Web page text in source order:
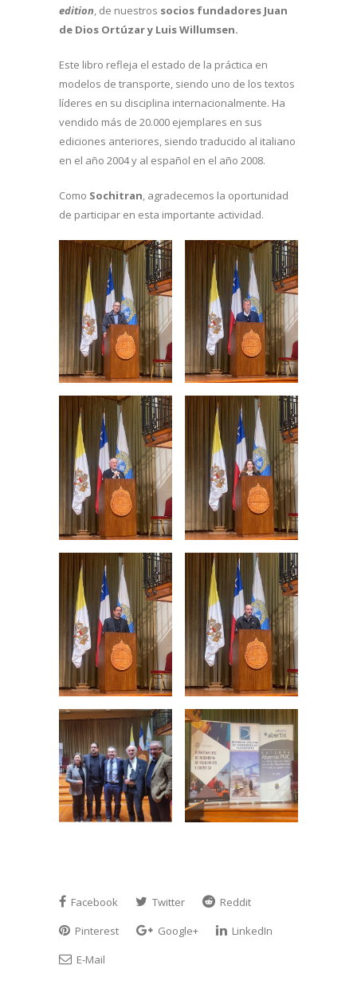
edition, de nuestros socios fundadores Juan
de Dios Ortúzar y Luis Willumsen.
Este libro refleja el estado de la práctica en
modelos de transporte, siendo uno de los textos
líderes en su disciplina internacionalmente. Ha
vendido más de 20.000 ejemplares en sus
ediciones anteriores, siendo traducido al italiano
en el año 2004 y al español en el año 2008.
Como Sochitran, agradecemos la oportunidad
de participar en esta importante actividad.
Facebook Twitter
Reddit
Pinterest
Google+
LinkedIn
E-Mail